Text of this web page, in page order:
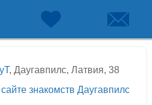
, Даугавпилс, Латвия, 38
сайте знакомств Даугавпилс